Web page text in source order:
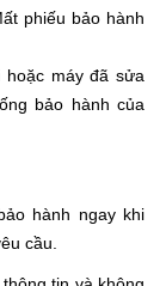
phiếu bảo hành
máy đã sửa
bảo hành của
hành ngay khi
cầu.